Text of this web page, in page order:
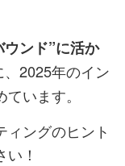
ウンド”に活か
、2025年のイン
います。
ィングのヒント
！